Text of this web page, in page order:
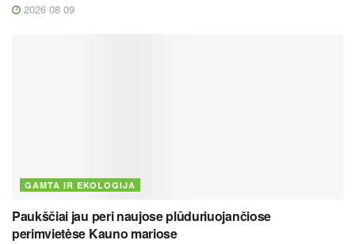
2026 08 09
GAMTA IR EKOLOGIJA
Paukščiai jau peri naujose plūduriuojančiose
perimvietėse Kauno mariose